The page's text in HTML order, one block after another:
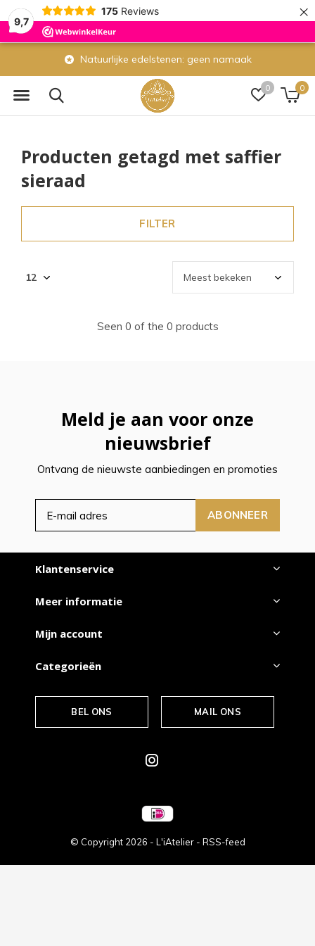
9,7
175 Reviews ×
0 0
Natuurlijke edelstenen: geen namaak
Producten getagd met saffier
sieraad
FILTER
Seen 0 of the 0 products
Meld je aan voor onze
nieuwsbrief
Ontvang de nieuwste aanbiedingen en promoties
ABONNEER
Klantenservice
Meer informatie
Mijn account
Categorieën
BEL ONS MAIL ONS
© Copyright 2026 - L'iAtelier - RSS-feed